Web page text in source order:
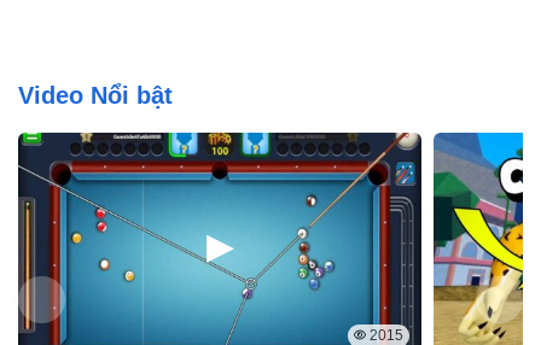
Video Nổi bật
2015